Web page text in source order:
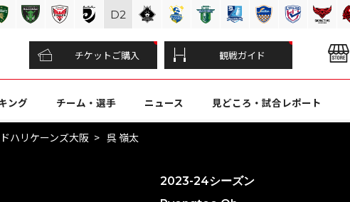
チケットご購入 観戦ガイド
ング チーム・選手 ニュース 見どころ・試合レポート
ハリケーンズ大阪 呉 嶺太
2023-24シーズン
D2